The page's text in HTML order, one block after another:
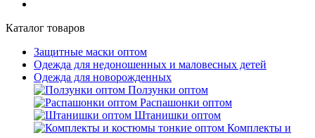
Каталог товаров
Защитные маски оптом
Одежда для недоношенных и маловесных детей
Одежда для новорожденных
Ползунки оптом
Распашонки оптом
Штанишки оптом
Комплекты и